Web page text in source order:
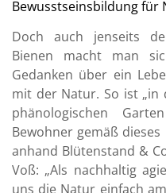
Bewusstseinsbildung für
Doch auch jenseits
Bienen macht man
Gedanken über ein
mit der Natur. So ist „in
phänologischen
Bewohner gemäß
anhand Blütenstand &
Voß: „Als nachhaltig
uns die Natur einfach